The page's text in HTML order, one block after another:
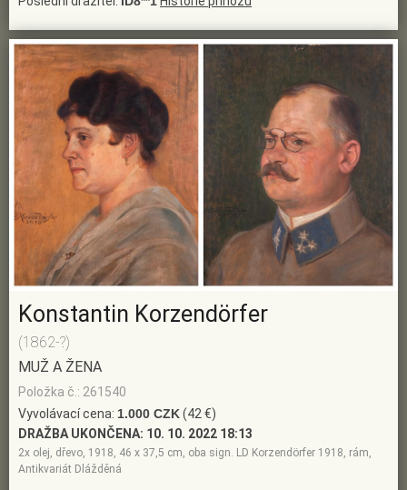
Konstantin Korzendörfer
(1862-?)
MUŽ A ŽENA
Položka č.: 261540
Vyvolávací cena: 1.000 CZK(42 €)
DRAŽBA UKONČENA: 10. 10. 2022 18:13
2x olej, dřevo, 1918, 46 x 37,5 cm, oba sign. LD Korzendörfer 1918, rám,
Antikvariát Dlážděná